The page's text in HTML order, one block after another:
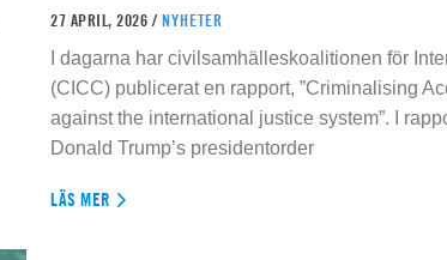
27 APRIL, 2026 / NYHETER
I dagarna har civilsamhälleskoalitionen för
(CICC) publicerat en rapport, ”Criminalising
against the international justice system”. I
Donald Trump’s presidentorder
LÄS MER